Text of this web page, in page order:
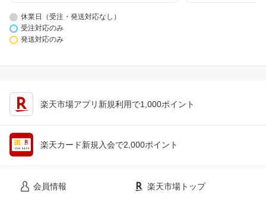
休業日（受注・発送対応なし）
受注対応のみ
発送対応のみ
楽天市場アプリ新規利用で1,000ポイント
楽天カード新規入会で2,000ポイント
会員情報 楽天市場トップ